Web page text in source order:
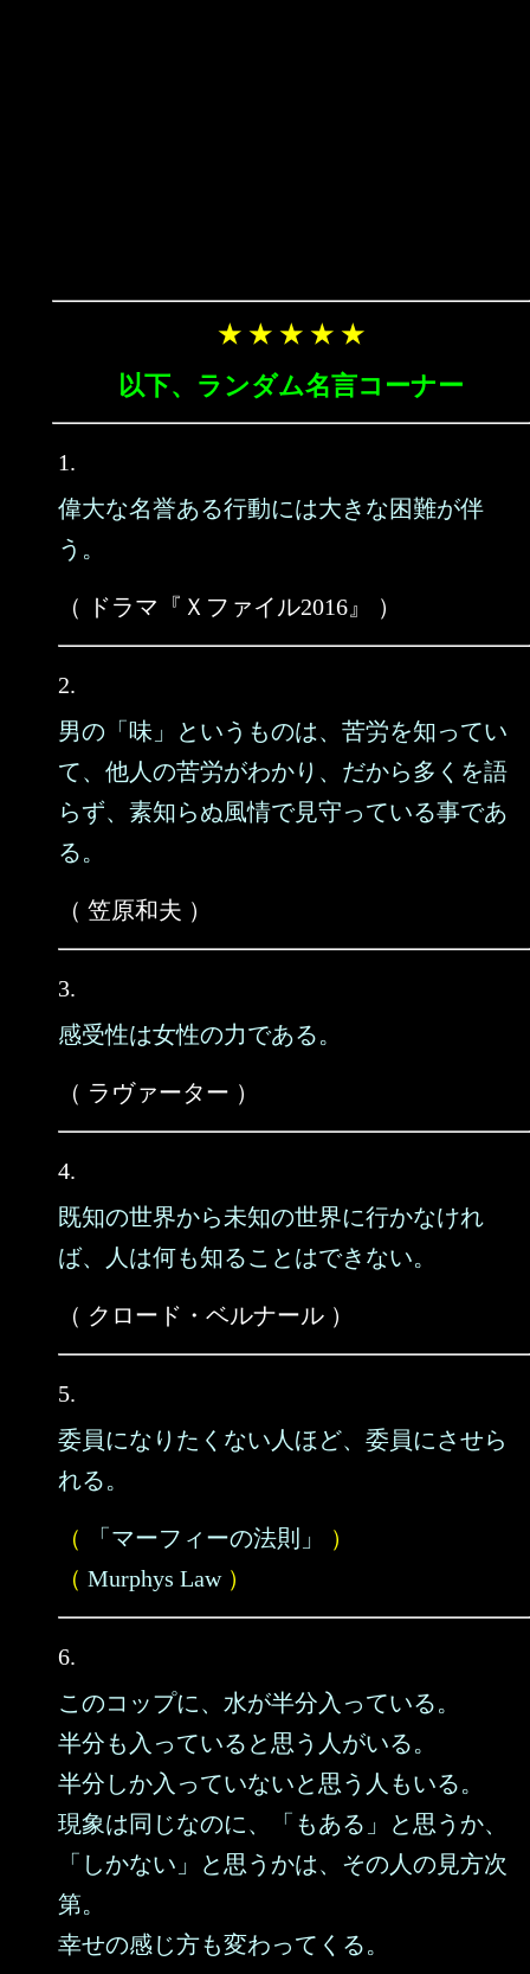
★ ★ ★ ★ ★
以下、ランダム名言コーナー
1.
偉大な名誉ある行動には大きな困難が伴
う。
（ ドラマ『Ｘファイル2016』 ）
2.
男の「味」というものは、苦労を知ってい
て、他人の苦労がわかり、だから多くを語
らず、素知らぬ風情で見守っている事であ
る。
（ 笠原和夫 ）
3.
感受性は女性の力である。
（ ラヴァーター ）
4.
既知の世界から未知の世界に行かなけれ
ば、人は何も知ることはできない。
（ クロード・ベルナール ）
5.
委員になりたくない人ほど、委員にさせら
れる。
（ 「マーフィーの法則」
）
（ Murphys Law）
6.
このコップに、水が半分入っている。
半分も入っていると思う人がいる。
半分しか入っていないと思う人もいる。
現象は同じなのに、「もある」と思うか、
「しかない」と思うかは、その人の見方次
第。
幸せの感じ方も変わってくる。